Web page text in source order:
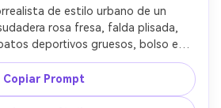
de estilo urbano de un
rosa fresa, falda plisada,
deportivos gruesos, bolso en
de paso peatonal desenfocado,
piel uniforme, tomada con Sony
detalle nítido, estilo Y2K-kawaii
Copiar Prompt